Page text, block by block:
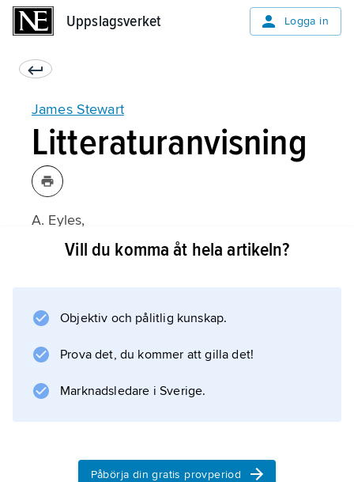
Uppslagsverket Logga in
James Stewart
Litteraturanvisning
A. Eyles,
James Stewart
Vill du komma åt hela artikeln?
Objektiv och pålitlig kunskap.
Prova det, du kommer att gilla det!
Marknadsledare i Sverige.
Påbörja din gratis provperiod